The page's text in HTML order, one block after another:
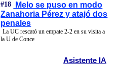
#18
Melo se puso en modo
Zanahoria Pérez y atajó dos
penales
La UC rescató un empate 2-2 en su visita a
la U de Conce
Asistente IA